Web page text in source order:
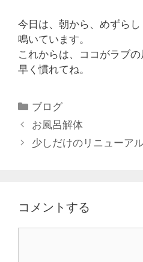
今日は、朝から、めずらし
鳴いています。
これからは、ココがラブの
早く慣れてね。
ブログ
お風呂解体
少しだけのリニューア
コメントする